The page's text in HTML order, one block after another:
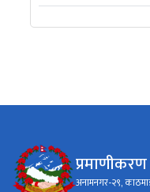
अनामनगर-२९,